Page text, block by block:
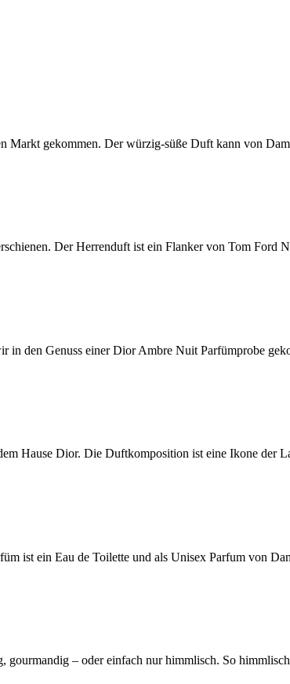
Markt gekommen. Der würzig-süße Duft kann von
Der Herrenduft ist ein Flanker von Tom Ford
den Genuss einer Dior Ambre Nuit Parfümprobe
Hause Dior. Die Duftkomposition ist eine Ikone
ist ein Eau de Toilette und als Unisex Parfum von
– oder einfach nur himmlisch. So